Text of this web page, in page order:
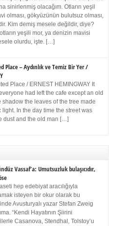
sinirlenmiş olacağım. Otların yeşil
olması, gökyüzünün bulutsuz olması,
Kim demiş mesele değildir, diye?
yeşili mor, ya denizin mavisi
olurdu, işte. […]
Place – Aydınlık ve Temiz Bir Yer /
Place / ERNEST HEMINGWAY It
had left the cafe except an old
shadow the leaves of the tree made
In the day time the street was
dust and the old man […]
Vassaf’a: Umutsuzluk bulaşıcıdır,
hep edebiyat aracılığıyla
isteyen bir okur olarak bu
Avusturyalı yazar Stefan Zweig
“Kendi Hayatının Şiirini
Casanova, Stendhal, Tolstoy’u